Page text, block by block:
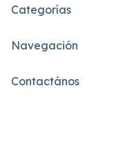
Categorías
Navegación
Contactános